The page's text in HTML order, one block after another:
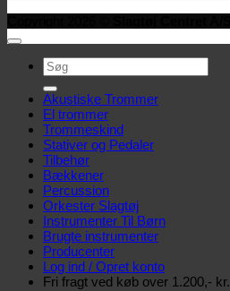
Søg
efter:
Akustiske Trommer
El trommer
Trommeskind
Stativer og Pedaler
Tilbehør
Bækkener
Percussion
Orkester Slagtøj
Instrumenter Til Børn
Brugte instrumenter
Producenter
Log ind / Opret konto
Fri fragt ved køb over 1.200,- kr.